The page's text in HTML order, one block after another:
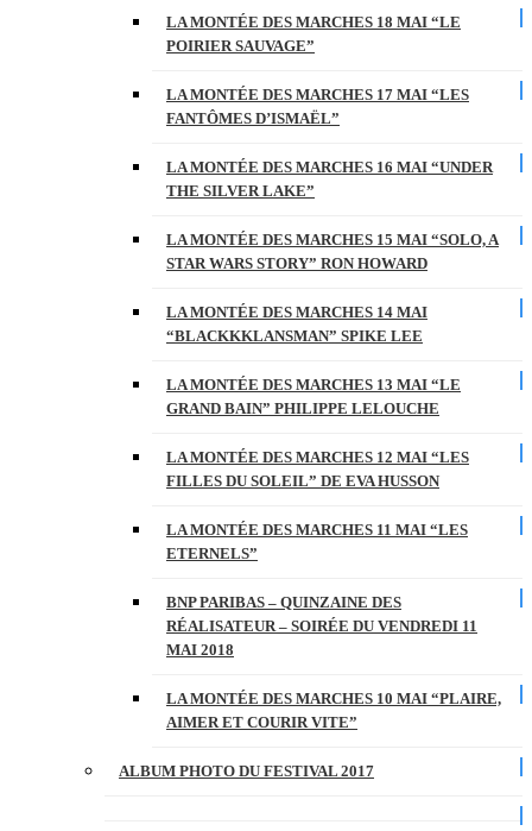
LA MONTÉE DES MARCHES 18 MAI “LE
POIRIER SAUVAGE”
LA MONTÉE DES MARCHES 17 MAI “LES
FANTÔMES D’ISMAËL”
LA MONTÉE DES MARCHES 16 MAI “UNDER
THE SILVER LAKE”
LA MONTÉE DES MARCHES 15 MAI “SOLO, A
STAR WARS STORY” RON HOWARD
LA MONTÉE DES MARCHES 14 MAI
“BLACKKKLANSMAN” SPIKE LEE
LA MONTÉE DES MARCHES 13 MAI “LE
GRAND BAIN” PHILIPPE LELOUCHE
LA MONTÉE DES MARCHES 12 MAI “LES
FILLES DU SOLEIL” DE EVA HUSSON
LA MONTÉE DES MARCHES 11 MAI “LES
ETERNELS”
BNP PARIBAS – QUINZAINE DES
RÉALISATEUR – SOIRÉE DU VENDREDI 11
MAI 2018
LA MONTÉE DES MARCHES 10 MAI “PLAIRE,
AIMER ET COURIR VITE”
ALBUM PHOTO DU FESTIVAL 2017